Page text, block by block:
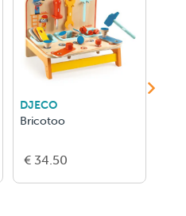
DJECO
Bricotoo
€ 34.50